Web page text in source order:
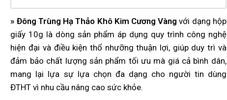
» Đông Trùng Hạ Thảo Khô Kim Cương Vàngvới dạng hộp
giấy 10g là dòng sản phẩm áp dụng quy trình công nghệ
hiện đại và điều kiện thổ nhưỡng thuận lợi, giúp duy trì và
đảm bảo chất lượng sản phẩm tối ưu mà giá cả bình dân,
mang lại lựa sự lựa chọn đa dạng cho người tin dùng
ĐTHT vì nhu cầu nâng cao sức khỏe.